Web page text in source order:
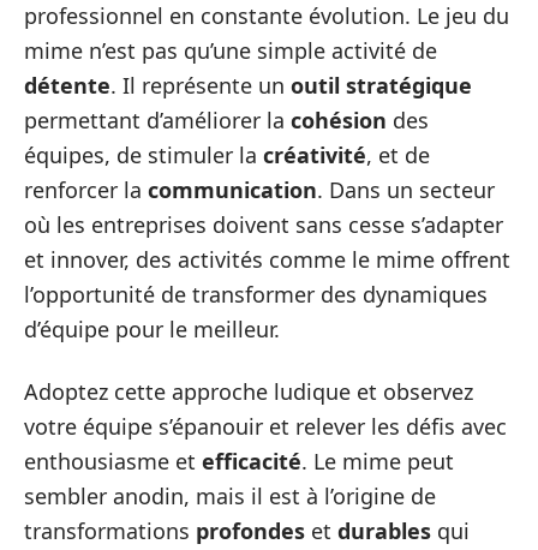
professionnel en constante évolution. Le jeu du
mime n’est pas qu’une simple activité de
détente. Il représente un outil stratégique
permettant d’améliorer la cohésion des
équipes, de stimuler la créativité, et de
renforcer la communication. Dans un secteur
où les entreprises doivent sans cesse s’adapter
et innover, des activités comme le mime offrent
l’opportunité de transformer des dynamiques
d’équipe pour le meilleur.
Adoptez cette approche ludique et observez
votre équipe s’épanouir et relever les défis avec
enthousiasme et efficacité. Le mime peut
sembler anodin, mais il est à l’origine de
transformations profondes et durables qui